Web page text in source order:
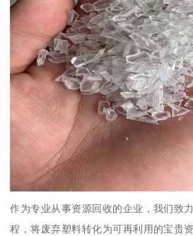
作为专业从事资源回收的企业，我们致
程，将废弃塑料转化为可再利用的宝贵